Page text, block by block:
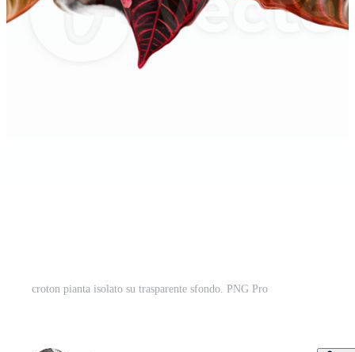
croton pianta isolato su trasparente sfondo. PNG Pro